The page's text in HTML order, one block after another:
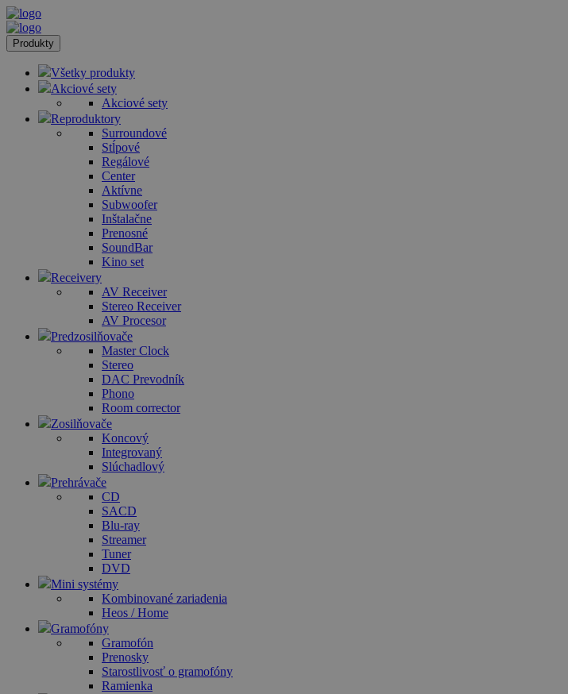
Produkty
Všetky produkty
Akciové sety
Akciové sety
Reproduktory
Surroundové
Stĺpové
Regálové
Center
Aktívne
Subwoofer
Inštalačne
Prenosné
SoundBar
Kino set
Receivery
AV Receiver
Stereo Receiver
AV Procesor
Predzosilňovače
Master Clock
Stereo
DAC Prevodník
Phono
Room corrector
Zosilňovače
Koncový
Integrovaný
Slúchadlový
Prehrávače
CD
SACD
Blu-ray
Streamer
Tuner
DVD
Mini systémy
Kombinované zariadenia
Heos / Home
Gramofóny
Gramofón
Prenosky
Starostlivosť o gramofóny
Ramienka